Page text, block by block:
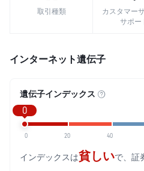
取引種類
カスタマー
サポー
インターネット遺伝子
遺伝子インデックス
0
0 20 40
インデックスは貧しいで、証